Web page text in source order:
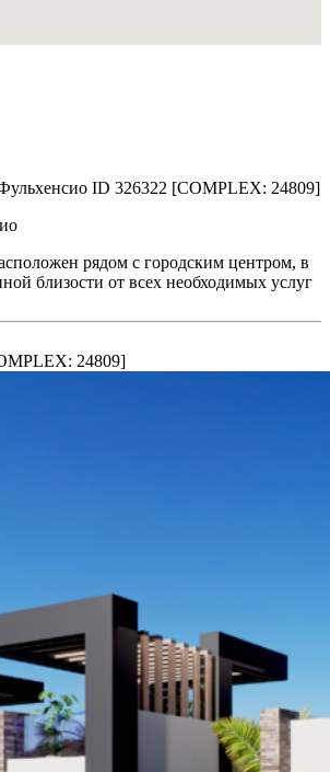
ID 326322 [COMPLEX: 24809]
рядом с городским центром, в
близости от всех необходимых услуг
24809]